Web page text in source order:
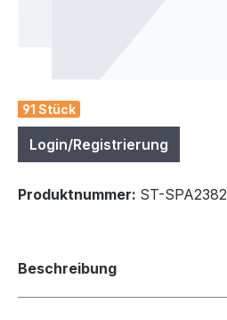
91 Stück
Login/Registrierung
Produktnummer: ST-SPA2382
Beschreibung